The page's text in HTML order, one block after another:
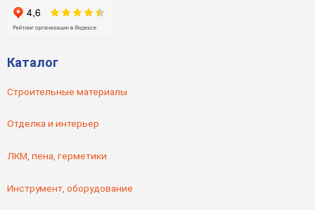
Каталог
Строительные материалы
Отделка и интерьер
ЛКМ, пена, герметики
Инструмент, оборудование